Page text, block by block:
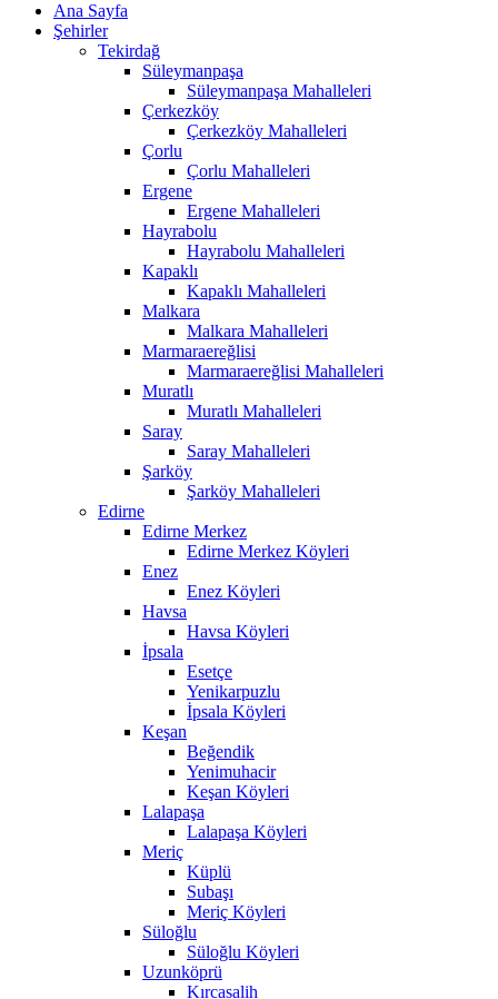
Ana Sayfa
Şehirler
Tekirdağ
Süleymanpaşa
Süleymanpaşa Mahalleleri
Çerkezköy
Çerkezköy Mahalleleri
Çorlu
Çorlu Mahalleleri
Ergene
Ergene Mahalleleri
Hayrabolu
Hayrabolu Mahalleleri
Kapaklı
Kapaklı Mahalleleri
Malkara
Malkara Mahalleleri
Marmaraereğlisi
Marmaraereğlisi Mahalleleri
Muratlı
Muratlı Mahalleleri
Saray
Saray Mahalleleri
Şarköy
Şarköy Mahalleleri
Edirne
Edirne Merkez
Edirne Merkez Köyleri
Enez
Enez Köyleri
Havsa
Havsa Köyleri
İpsala
Esetçe
Yenikarpuzlu
İpsala Köyleri
Keşan
Beğendik
Yenimuhacir
Keşan Köyleri
Lalapaşa
Lalapaşa Köyleri
Meriç
Küplü
Subaşı
Meriç Köyleri
Süloğlu
Süloğlu Köyleri
Uzunköprü
Kırcasalih